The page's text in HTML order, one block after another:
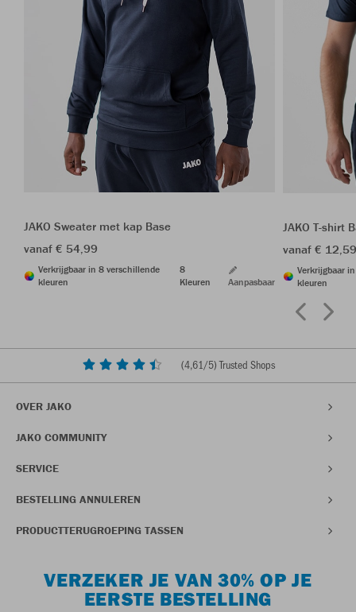
JAKO Sweater met kap Base
vanaf € 54,99
Verkrijgbaar in 8 verschillende
kleuren
8
Kleuren
Aanpasbaar
JAKO T-shirt
vanaf €
Verkrijgbaar
kleuren
(4,61/5) Trusted Shops
OVER JAKO
JAKO COMMUNITY
SERVICE
BESTELLING ANNULEREN
PRODUCTTERUGROEPING TASSEN
VERZEKER JE VAN 30% OP JE
EERSTE BESTELLING